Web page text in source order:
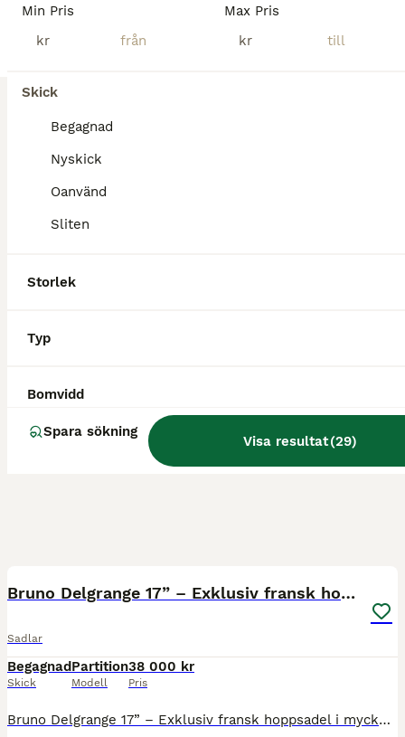
Min Pris
kr
Max Pris
kr
Skick
Begagnad
Nyskick
Oanvänd
Sliten
Storlek
Typ
Bomvidd
Spara sökning
Visa resultat(29)
Bruno Delgrange Athena 17,5
Modell
Bruno Delgrange 17” – Exklusiv fransk hoppsadel
Sadlar
Begagnad
Skick
Partition
Modell
38 000 kr
Pris
Bruno Delgrange 17” – Exklusiv fransk hoppsadel i mycket fint skick Säljer en välvårdad Bruno Delgrange hoppsadel, handgjord i Frankrike och känd för sin höga kvalitet, fantastiska komfort och nära k